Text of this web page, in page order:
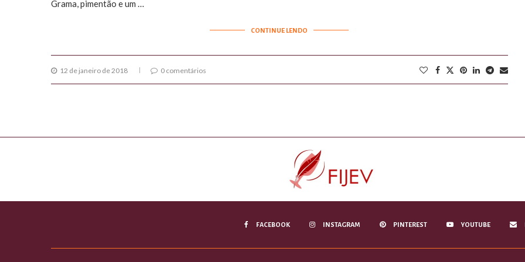
Grama, pimentão e um …
CONTINUE LENDO
12 de janeiro de 2018 0 comentários
FACEBOOK INSTAGRAM PINTEREST YOUTUBE